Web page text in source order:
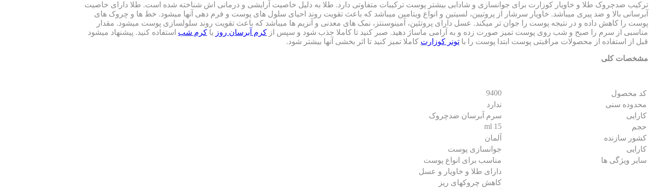
ترکیب ضدچروک طلا و خاویار کوزارت برای جوانسازی و شادابی بیشتر پوست ترکیبات متفاوتی دارد. طلا به دلیل خاصیت آرایشی و درمانی اش شناخته شده است. طلا دارای خاصیت
آبرسانی بالا و ضد پیری میباشد. خاویار سرشار از پروتیین، لسیتین و انواع ویتامین میباشد که باعث تقویت روند احیای سلول های پوست و فرم دهی آنها میشود. خط ها و چروک های
پوست را کاهش داده و در نتیجه پوست را جوان تر میکند. عسل دارای پروتئین، آمینوسنتز، نمک های معدنی و آنزیم ها میباشد که باعث تقویت روند سلولسازی پوست میشود. مقدار
مناسبی از سرم را صبح و شب روی پوست تمیز صورت زده و به آرامی ماساژ دهید. صبر کنید تا کاملا جذب شود و سپس از کرم آبرسان روز یا کرم شب استفاده کنید. پیشنهاد میشود
قبل از استفاده از محصولات مراقبتی پوست ابتدا پوست را با تونر کوزارت کاملا تمیز کنید تا اثر بخشی آنها بیشتر شود.
مشخصات کلی
کد محصول
9400
محدوده سنی
ندارد
کارایی
سرم آبرسان ضدچروک
حجم
15 ml
کشور سازنده
آلمان
کارایی
جوانسازی پوست
سایر ویژگی ها
مناسب برای انواع پوست
دارای طلا و خاویار و عسل
کاهش چروکهای ریز